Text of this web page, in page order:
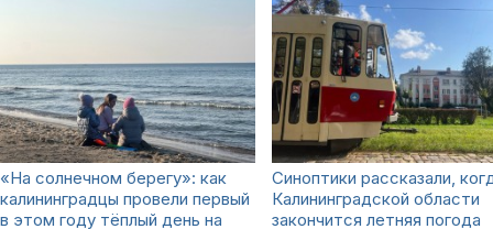
«На солнечном берегу»: как
калининградцы провели первый
в этом году тёплый день на
Синоптики рассказали,
Калининградской области
закончится летняя погода